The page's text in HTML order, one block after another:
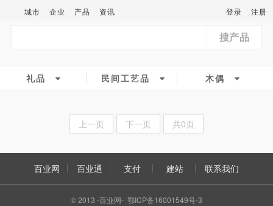
城市 企业 产品 资讯 登录 注册
搜产品
礼品 民间工艺品 木偶
上一页 下一页 共0页
百业网 百业通 支付 建站 联系我们
© 2013 -百业网- 鄂ICP备16001549号-3